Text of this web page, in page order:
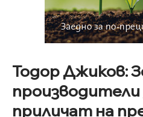
Тодор Джиков:
приличат на